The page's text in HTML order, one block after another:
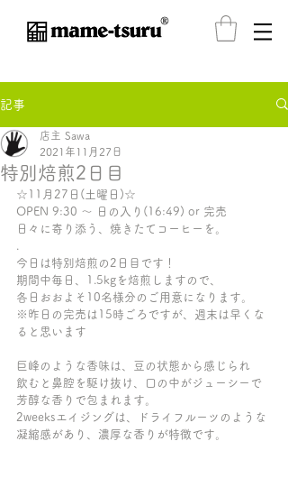
®️
記事
特別焙煎2日目
店主 Sawa
2021年11月27日
☆11月27日(土曜日)☆
OPEN 9:30 〜 日の入り(16:49) or 完売
日々に寄り添う、焼きたてコーヒーを。
今日は特別焙煎の2日目です！
期間中毎日、1.5kgを焙煎しますので、
各日おおよそ10名様分のご用意になります。
※昨日の完売は15時ごろですが、週末は早くな
ると思います
巨峰のような香味は、豆の状態から感じられ
飲むと鼻腔を駆け抜け、口の中がジューシーで
芳醇な香りで包まれます。
2weeksエイジングは、ドライフルーツのような
凝縮感があり、濃厚な香りが特徴です。